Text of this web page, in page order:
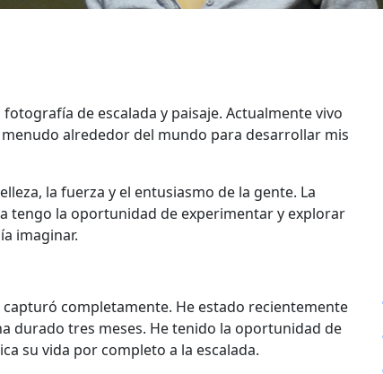
fotografía de escalada y paisaje. Actualmente vivo
menudo alrededor del mundo para desarrollar mis
la fuerza y el entusiasmo de la gente. La
tengo la oportunidad de experimentar y explorar
imaginar.
capturó completamente. He estado recientemente
durado tres meses. He tenido la oportunidad de
su vida por completo a la escalada.